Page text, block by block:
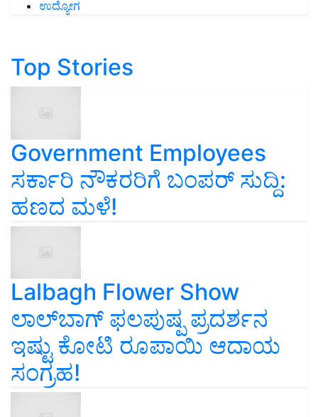
ಉದ್ಯೋಗ
Top Stories
Government Employees
ಸರ್ಕಾರಿ ನೌಕರರಿಗೆ ಬಂಪರ್‌ ಸುದ್ದಿ:
ಹಣದ ಮಳೆ!
Lalbagh Flower Show
ಲಾಲ್‌ಬಾಗ್ ಫಲಪುಷ್ಪ ಪ್ರದರ್ಶನ
ಇಷ್ಟು ಕೋಟಿ ರೂಪಾಯಿ ಆದಾಯ
ಸಂಗ್ರಹ!